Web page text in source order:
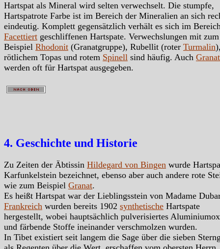
Hartspat als Mineral wird selten verwechselt. Die stumpfe,
Hartspatrote Farbe ist im Bereich der Mineralien an sich
eindeutig. Komplett gegensätzlich verhält es sich im
Facettiert geschliffenen Hartspate. Verwechslungen mit zum
Beispiel Rhodonit (Granatgruppe), Rubellit (roter Turmalin
rötlichem Topas und rotem Spinell sind häufig. Auch
werden oft für Hartspat ausgegeben.
4. Geschichte und Historie
Zu Zeiten der Äbtissin Hildegard von Bingen wurde
Karfunkelstein bezeichnet, ebenso aber auch andere rote
wie zum Beispiel Granat.
Es heißt Hartspat war der Lieblingsstein von Madame
Frankreich wurden bereits 1902 synthetische Hartspate
hergestellt, wobei hauptsächlich pulverisiertes
und färbende Stoffe ineinander verschmolzen wurden.
In Tibet existiert seit langem die Sage über die sieben